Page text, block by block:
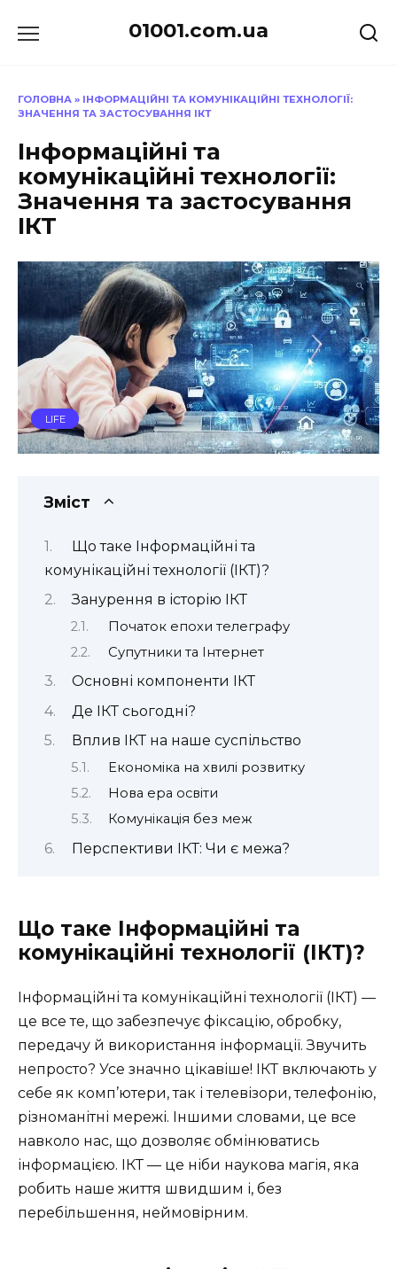
до
01001.com.ua
ГОЛОВНА » ІНФОРМАЦІЙНІ ТА КОМУНІКАЦІЙНІ ТЕХНОЛОГІЇ:
ЗНАЧЕННЯ ТА ЗАСТОСУВАННЯ ІКТ
Інформаційні та
комунікаційні технології:
Значення та застосування
ІКТ
LIFE
Зміст
Що таке Інформаційні та
комунікаційні технології (ІКТ)?
Занурення в історію ІКТ
Початок епохи телеграфу
Супутники та Інтернет
Основні компоненти ІКТ
Де ІКТ сьогодні?
Вплив ІКТ на наше суспільство
Економіка на хвилі розвитку
Нова ера освіти
Комунікація без меж
Перспективи ІКТ: Чи є межа?
Що таке Інформаційні та
комунікаційні технології (ІКТ)?
Інформаційні та комунікаційні технології (ІКТ) —
це все те, що забезпечує фіксацію, обробку,
передачу й використання інформації. Звучить
непросто? Усе значно цікавіше! ІКТ включають у
себе як комп’ютери, так і телевізори, телефонію,
різноманітні мережі. Іншими словами, це все
навколо нас, що дозволяє обмінюватись
інформацією. ІКТ — це ніби наукова магія, яка
робить наше життя швидшим і, без
перебільшення, неймовірним.